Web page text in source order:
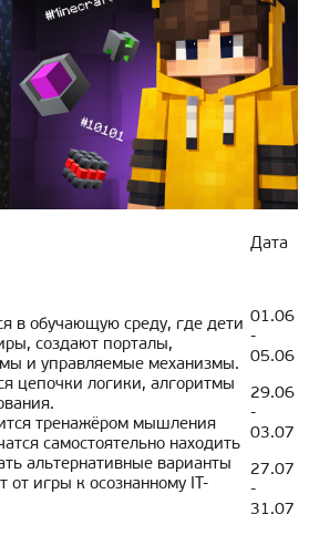
в обучающую среду, где дети
создают порталы,
и управляемые механизмы.
цепочки логики, алгоритмы
тренажёром мышления
самостоятельно находить
альтернативные варианты
от игры к осознанному IT-
Дата
01.06
-
05.06
29.06
-
03.07
27.07
-
31.07